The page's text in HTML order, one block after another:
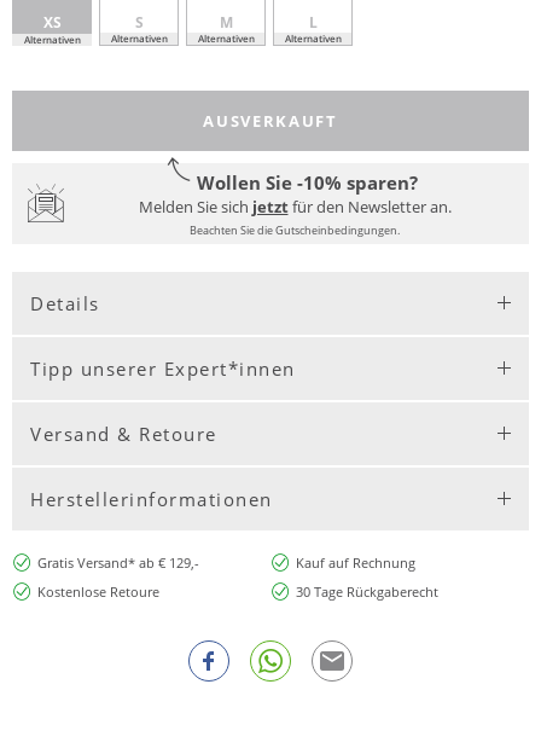
XS
Alternativen
S
Alternativen
M
Alternativen
L
Alternativen
AUSVERKAUFT
Wollen Sie -10% sparen?
Melden Sie sich jetztfür den Newsletter an.
Beachten Sie die Gutscheinbedingungen.
Details
Tipp unserer Expert*innen
Versand & Retoure
Herstellerinformationen
Gratis Versand* ab € 129,-
Kauf auf Rechnung
Kostenlose Retoure
30 Tage Rückgaberecht